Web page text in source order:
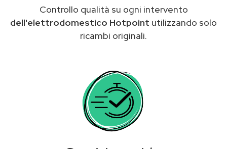
Controllo qualità su ogni intervento
dell'elettrodomestico Hotpoint utilizzando solo
ricambi originali.